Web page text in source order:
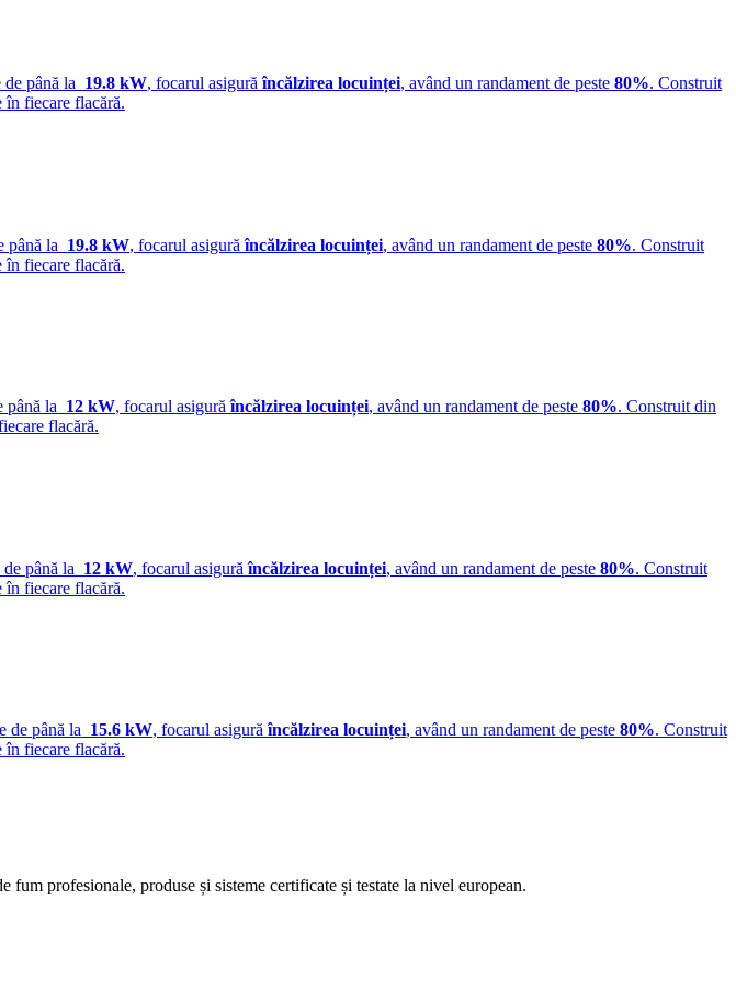
până la 19.8 kW, focarul asigurăîncălzirea locuinței, având un randament de peste 80%. Construit
în fiecare flacără.
până la 19.8 kW, focarul asigurăîncălzirea locuinței, având un randament de peste 80%. Construit
în fiecare flacără.
până la 12 kW, focarul asigurăîncălzirea locuinței, având un randament de peste 80%. Construit din
flacără.
până la 12 kW, focarul asigurăîncălzirea locuinței, având un randament de peste 80%. Construit
în fiecare flacără.
de până la 15.6 kW, focarul asigurăîncălzirea locuinței, având un randament de peste 80%. Construit
în fiecare flacără.
profesionale, produse și sisteme certificate și testate la nivel european.